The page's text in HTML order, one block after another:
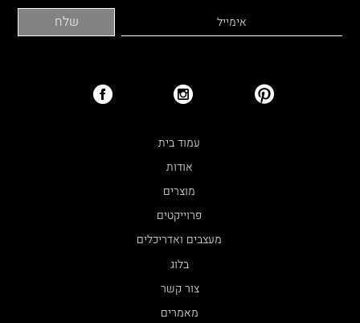
עמוד בית
אודות
מוצרים
פרוייקטים
מעצבים ואדריכלים
בלוג
צור קשר
מאמרים